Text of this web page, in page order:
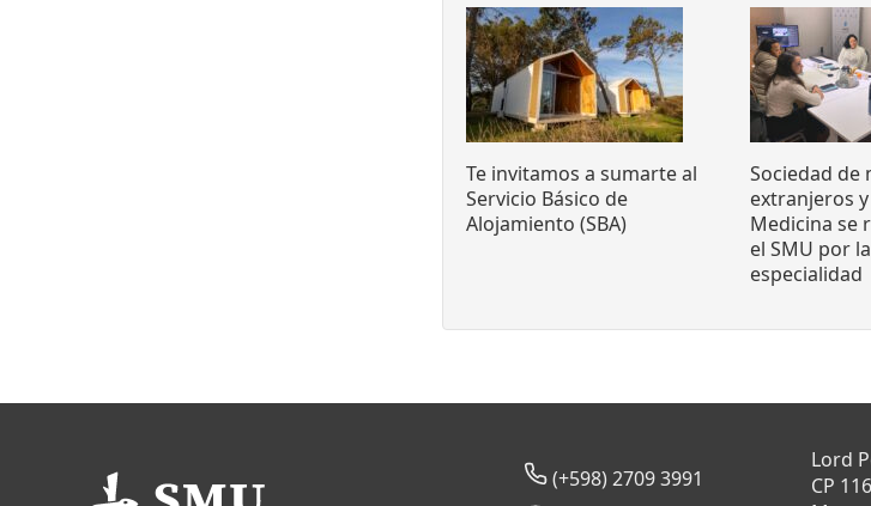
Te invitamos a sumarte al
Servicio Básico de
Alojamiento (SBA)
Sociedad de
extranjeros
Medicina se
el SMU por
especialidad
(+598) 2709 3991
Lord
CP